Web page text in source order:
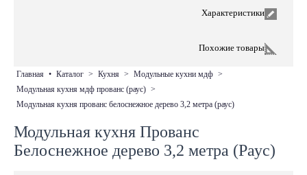
Характеристики
Похожие товары
главная • каталог > кухня > модульные кухни мдф >
модульная кухня мдф прованс (раус) >
модульная кухня прованс белоснежное дерево 3,2 метра (раус)
Модульная кухня Прованс
Белоснежное дерево 3,2 метра (Раус)